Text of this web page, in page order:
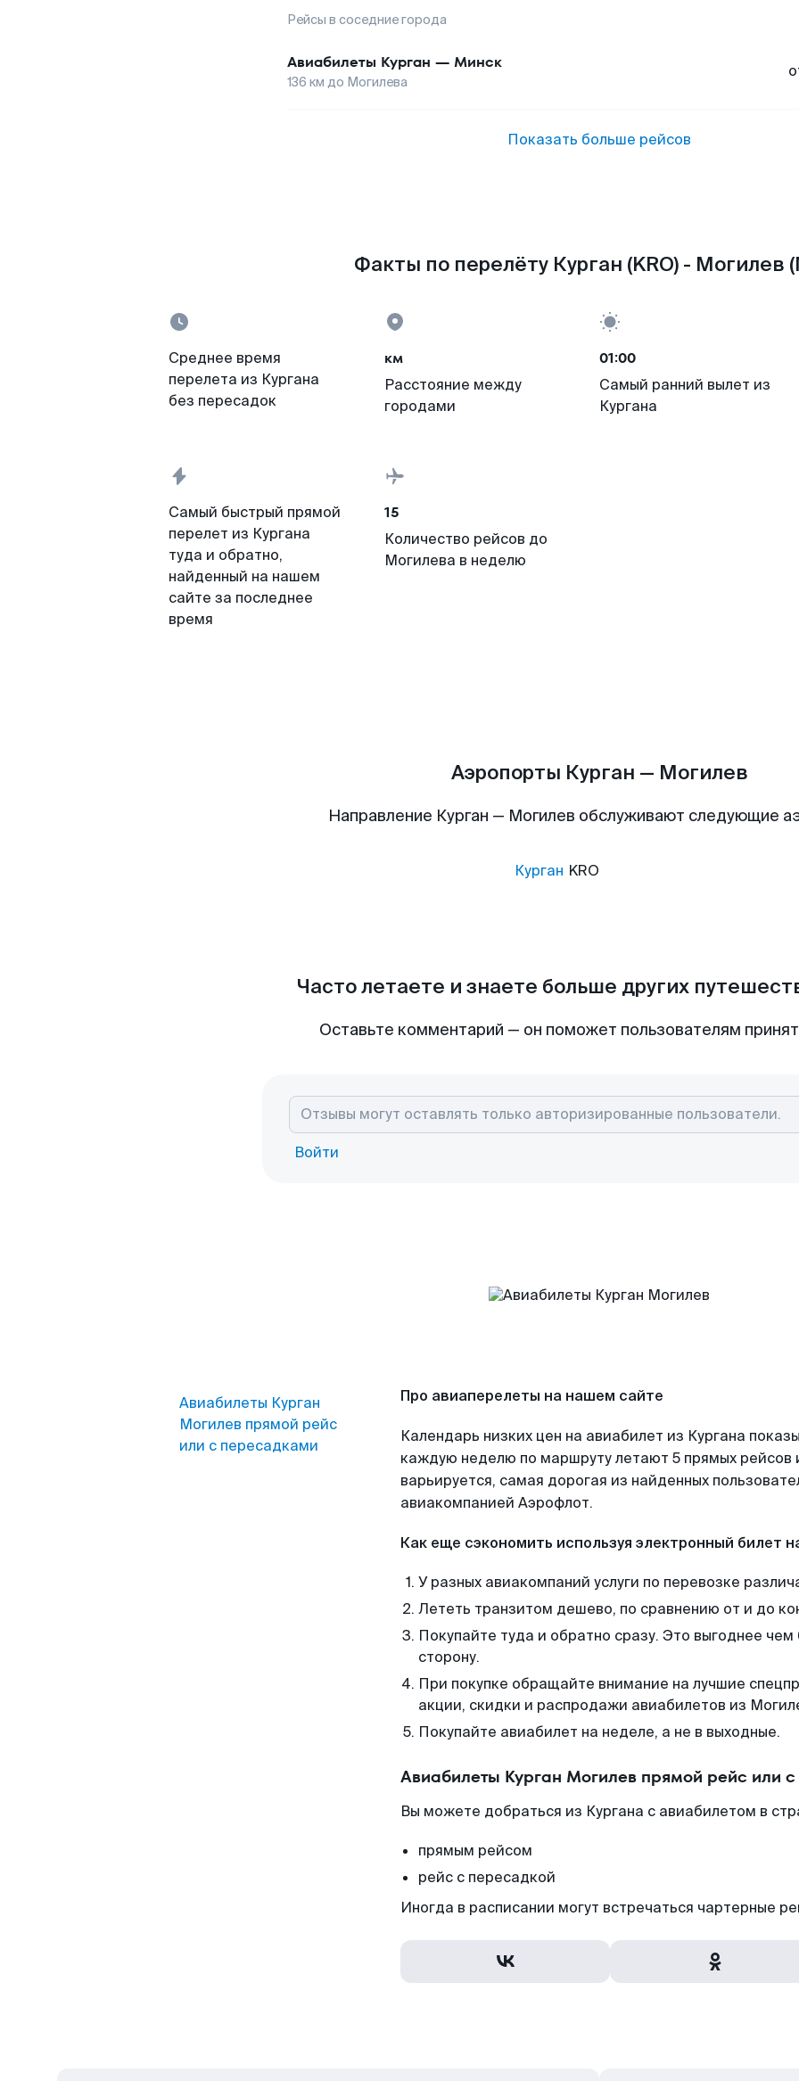
Рейсы в соседние города
Авиабилеты Курган — Минск
136 км до Могилева
Показать больше рейсов
Факты по перелёту Курган (KRO) - Могилев
Среднее время
перелета из Кургана
без пересадок
км
Расстояние между
городами
01:00
Самый ранний вылет из
Кургана
Самый быстрый прямой
перелет из Кургана
туда и обратно,
найденный на нашем
сайте за последнее
время
15
Количество рейсов до
Могилева в неделю
Аэропорты Курган — Могилев
Направление Курган — Могилев обслуживают следующие
Курган KRO
Часто летаете и знаете больше других
Оставьте комментарий — он поможет пользователям
Войти
Авиабилеты Курган
Могилев прямой рейс
или с пересадками
Про авиаперелеты на нашем сайте
Календарь низких цен на авиабилет из Кургана
каждую неделю по маршруту летают 5 прямых рейсов
варьируется, самая дорогая из найденных
авиакомпанией Аэрофлот.
Как еще сэкономить используя электронный билет
У разных авиакомпаний услуги по перевозке
Лететь транзитом дешево, по сравнению от и до
Покупайте туда и обратно сразу. Это выгоднее
сторону.
При покупке обращайте внимание на лучшие
акции, скидки и распродажи авиабилетов из
Покупайте авиабилет на неделе, а не в выходные.
Авиабилеты Курган Могилев прямой рейс или
Вы можете добраться из Кургана с авиабилетом в
прямым рейсом
рейс с пересадкой
Иногда в расписании могут встречаться чартерные